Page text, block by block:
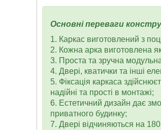
Основні переваги
1. Каркас виготовлений з
2. Кожна арка виготовлена
3. Проста та зручна модульна
4. Двері, кватички та інші
5. Фіксація каркаса
надійні та прості в монтажі;
6. Естетичний дизайн дає
приватного будинку;
7. Двері відчиняються на